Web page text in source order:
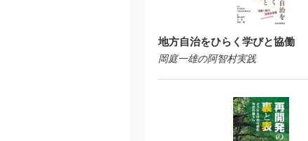
地方自治をひらく学びと協働
岡庭一雄の阿智村実践